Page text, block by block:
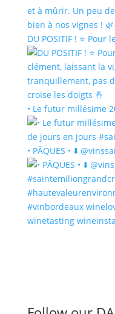
DU POSITIF ! ⭐️
• Le futur millésime
• PÂQUES • ⬇️